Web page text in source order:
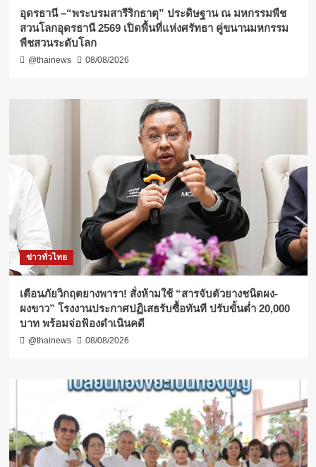
อุดรธานี –“พระบรมสารีริกธาตุ” ประดิษฐาน ณ มหกรรมพืช
สวนโลกอุดรธานี 2569 เปิดพื้นที่แห่งศรัทธา คู่ขนานมหกรรม
พืชสวนระดับโลก
@thainews 08/08/2026
ข่าวทั่วไทย
เตือนภัยวิกฤตยางพารา! สั่งห้ามใช้ “สารจับตัวยางชนิดผง-
ผงขาว” โรงงานประกาศปฏิเสธรับซื้อทันที ปรับขั้นต่ำ 20,000
บาท พร้อมจ่อฟ้องดำเนินคดี
@thainews 08/08/2026